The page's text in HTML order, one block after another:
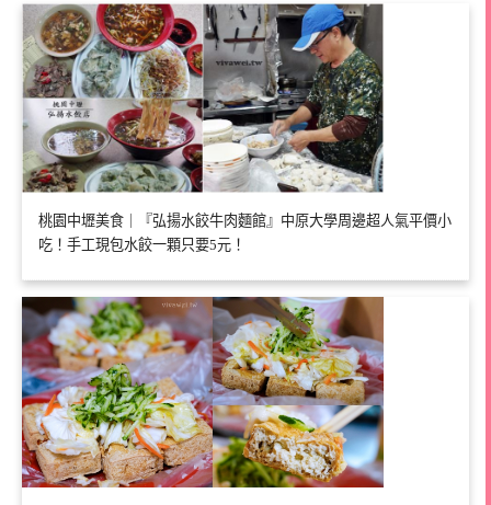
桃園中壢美食｜『弘揚水餃牛肉麵館』中原大學周邊超人氣平價小
吃！手工現包水餃一顆只要5元！